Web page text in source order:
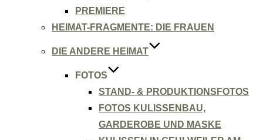
PREMIERE
HEIMAT-FRAGMENTE: DIE FRAUEN
DIE ANDERE HEIMAT
FOTOS
STAND- & PRODUKTIONSFOTOS
FOTOS KULISSENBAU,
GARDEROBE UND MASKE